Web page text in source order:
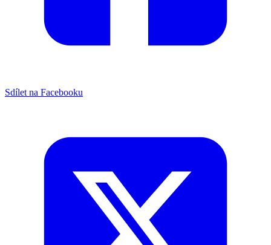
Sdílet na Facebooku